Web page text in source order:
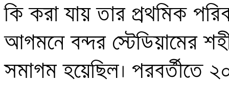
কি করা যায় তার প্রথমিক
আগমনে বন্দর স্টেডিয়ামের
সমাগম হয়েছিল। পরবর্তীতে